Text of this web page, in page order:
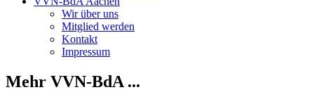
Wir über uns
Mitglied werden
Kontakt
Impressum
Mehr VVN-BdA ...